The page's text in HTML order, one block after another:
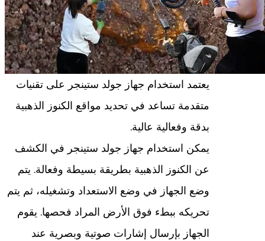
يعتمد استخدام جهاز جولد ستينجر على تقنيات
متقدمة تساعد في تحديد مواقع الكنوز الذهبية
بدقة وفعالية عالية.
يمكن استخدام جهاز جولد ستينجر في الكشف
عن الكنوز الذهبية بطريقة بسيطة وفعالة. يتم
وضع الجهاز في وضع الاستعداد وتشغيله، ثم يتم
تحريكه ببطء فوق الأرض المراد فحصها. يقوم
الجهاز بإرسال إشارات صوتية وبصرية عند